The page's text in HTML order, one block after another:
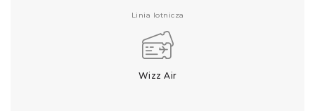
Linia lotnicza
Wizz Air